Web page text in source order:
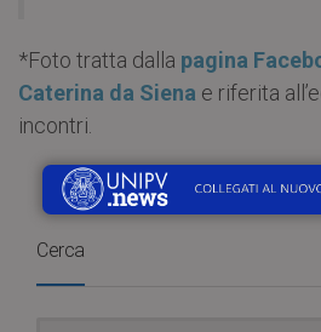
*Foto tratta dalla pagina
Caterina da Siena e riferita
incontri.
Cerca